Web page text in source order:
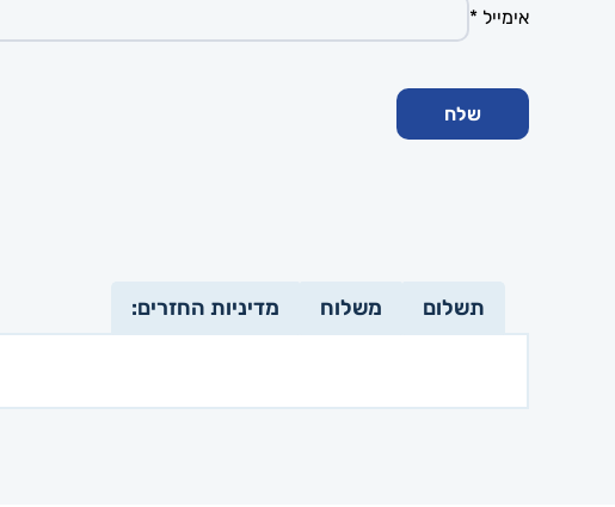
אימייל *
תשלום משלוח מדיניות החזרים: